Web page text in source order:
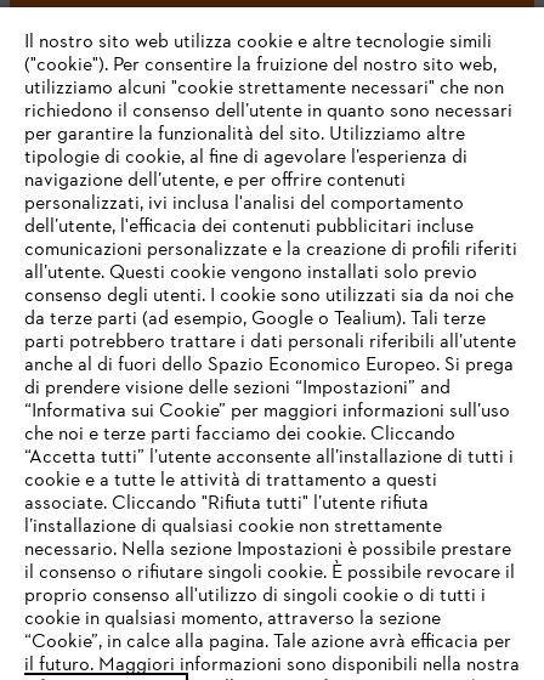
#STIHL
L’azienda
STIHL FAQ
Service
Termini e condizioni generali Privacy policy
Note legali Cookies Informazioni legali
IHR BROWSER WIRD NICHT
UNTERSTÜTZT
Sie nutzen einen Browser, den wir noch nicht unterstützen. Für
eine optimale Nutzung unserer Seite empfehlen wir Ihnen, zu
einem der folgenden Browser zu wechseln:
Il nostro sito web utilizza cookie e altre tecnologie simili
("cookie"). Per consentire la fruizione del nostro sito web,
utilizziamo alcuni "cookie strettamente necessari" che non
richiedono il consenso dell’utente in quanto sono necessari
per garantire la funzionalità del sito. Utilizziamo altre
tipologie di cookie, al fine di agevolare l’esperienza di
navigazione dell’utente, e per offrire contenuti
personalizzati, ivi inclusa l'analisi del comportamento
dell’utente, l'efficacia dei contenuti pubblicitari incluse
comunicazioni personalizzate e la creazione di profili riferiti
all’utente. Questi cookie vengono installati solo previo
consenso degli utenti. I cookie sono utilizzati sia da noi che
da terze parti (ad esempio, Google o Tealium). Tali terze
parti potrebbero trattare i dati personali riferibili all’utente
anche al di fuori dello Spazio Economico Europeo. Si prega
di prendere visione delle sezioni “Impostazioni” and
“Informativa sui Cookie” per maggiori informazioni sull’uso
che noi e terze parti facciamo dei cookie. Cliccando
“Accetta tutti” l’utente acconsente all’installazione di tutti i
cookie e a tutte le attività di trattamento a questi
associate. Cliccando "Rifiuta tutti" l’utente rifiuta
l’installazione di qualsiasi cookie non strettamente
necessario. Nella sezione Impostazioni è possibile prestare
il consenso o rifiutare singoli cookie. È possibile revocare il
proprio consenso all'utilizzo di singoli cookie o di tutti i
cookie in qualsiasi momento, attraverso la sezione
“Cookie”, in calce alla pagina. Tale azione avrà efficacia per
il futuro. Maggiori informazioni sono disponibili nella nostra